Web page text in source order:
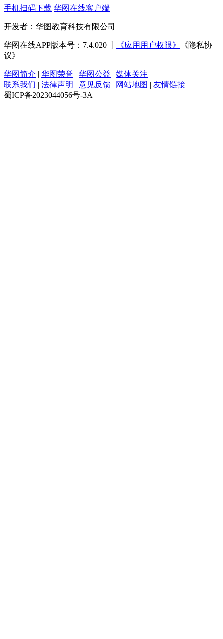
手机扫码下载 华图在线客户端
开发者：华图教育科技有限公司
华图在线APP版本号：7.4.020 丨 《应用用户权限》
《隐私协
议》
华图简介 | 华图荣誉 | 华图公益 | 媒体关注
联系我们 | 法律声明 | 意见反馈 | 网站地图 | 友情链接
蜀ICP备2023044056号-3A